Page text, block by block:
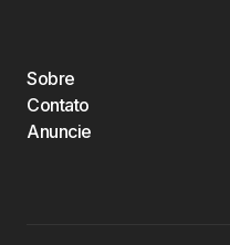
Sobre
Contato
Anuncie